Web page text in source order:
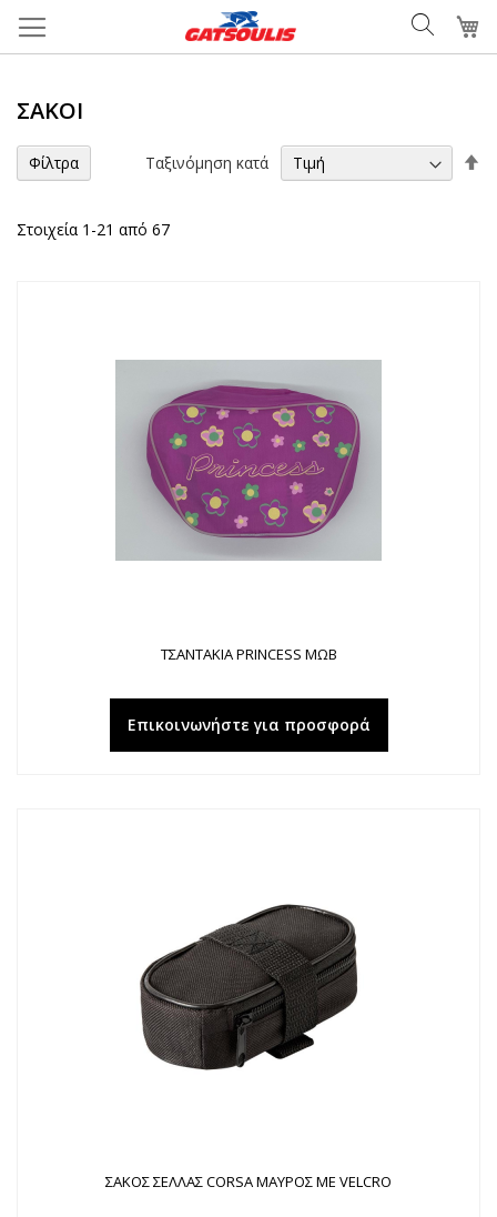
περιεχόμενο
ΣΆΚΟΙ
Στοιχεία 1 -21 από 67
Ταξινόμηση κατά
ΤΣΑΝΤΑΚΙΑ PRINCESS ΜΩΒ
Επικοινωνήστε για προσφορά
ΣΑΚΟΣ ΣΕΛΛΑΣ CORSA ΜΑΥΡΟΣ ΜΕ VELCRO
Φίλτρα